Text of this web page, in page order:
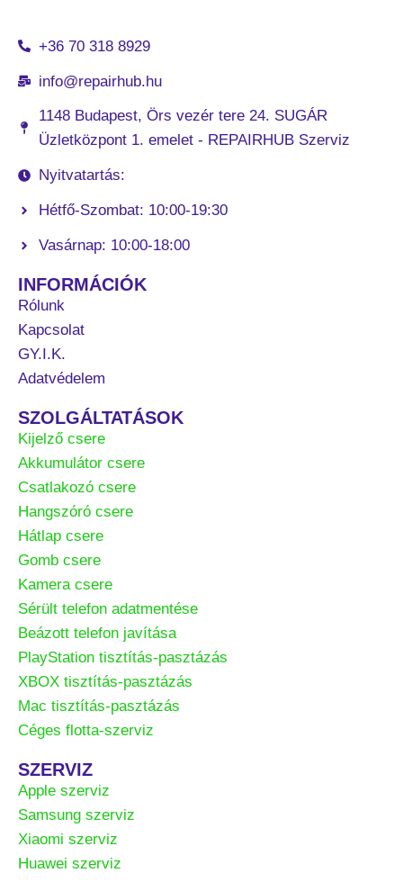
+36 70 318 8929
info@repairhub.hu
1148 Budapest, Örs vezér tere 24. SUGÁR
Üzletközpont 1. emelet - REPAIRHUB Szerviz
Nyitvatartás:
Hétfő-Szombat: 10:00-19:30
Vasárnap: 10:00-18:00
INFORMÁCIÓK
Rólunk
Kapcsolat
GY.I.K.
Adatvédelem
SZOLGÁLTATÁSOK
Kijelző csere
Akkumulátor csere
Csatlakozó csere
Hangszóró csere
Hátlap csere
Gomb csere
Kamera csere
Sérült telefon adatmentése
Beázott telefon javítása
PlayStation tisztítás-pasztázás
XBOX tisztítás-pasztázás
Mac tisztítás-pasztázás
Céges flotta-szerviz
SZERVIZ
Apple szerviz
Samsung szerviz
Xiaomi szerviz
Huawei szerviz